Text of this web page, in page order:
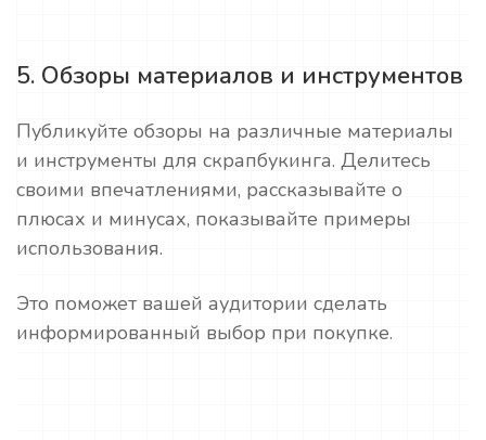
5. Обзоры материалов и инструментов
Публикуйте обзоры на различные материалы
и инструменты для скрапбукинга. Делитесь
своими впечатлениями, рассказывайте о
плюсах и минусах, показывайте примеры
использования.
Это поможет вашей аудитории сделать
информированный выбор при покупке.